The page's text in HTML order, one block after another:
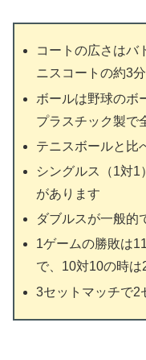
コートの広さはバ
ニスコートの約3
ボールは野球のボ
プラスチック製で
テニスボールと比
シングルス（1対1
があります
ダブルスが一般的
1ゲームの勝敗は
で、10対10の時
3セットマッチで2